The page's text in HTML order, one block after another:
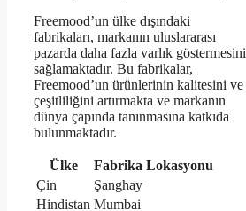
Freemood’un ülke dışındaki
fabrikaları, markanın uluslararası
pazarda daha fazla varlık göstermesini
sağlamaktadır. Bu fabrikalar,
Freemood’un ürünlerinin kalitesini ve
çeşitliliğini artırmakta ve markanın
dünya çapında tanınmasına katkıda
bulunmaktadır.
Ülke
Fabrika Lokasyonu
Çin
Şanghay
Hindistan Mumbai